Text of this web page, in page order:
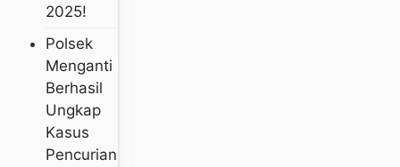
2025!
Polsek
Menganti
Berhasil
Ungkap
Kasus
Pencurian